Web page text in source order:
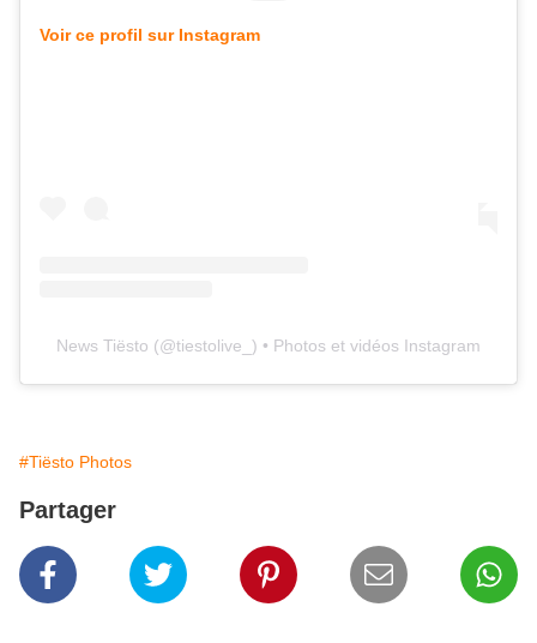
Voir ce profil sur Instagram
News Tiësto (@tiestolive_ ) • Photos et vidéos Instagram
#Tiësto Photos
Partager